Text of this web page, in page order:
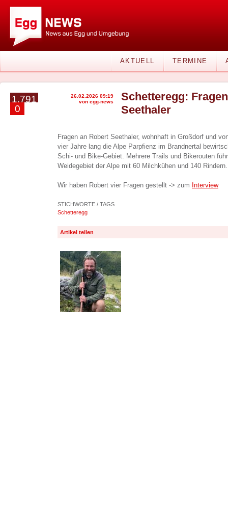
AKTUELL TERMINE
1.791
0
26.02.2026 09:19
von egg-news
Schetteregg:
Seethaler
Fragen an Robert Seethaler, wohnhaft in Großdorf und
vier Jahre lang die Alpe Parpfienz im Brandnertal
Schi- und Bike-Gebiet. Mehrere Trails und Bikerouten
Weidegebiet der Alpe mit 60 Milchkühen und 140 Rindern.
Wir haben Robert vier Fragen gestellt -> zum Interview
STICHWORTE / TAGS
Schetteregg
Artikel teilen